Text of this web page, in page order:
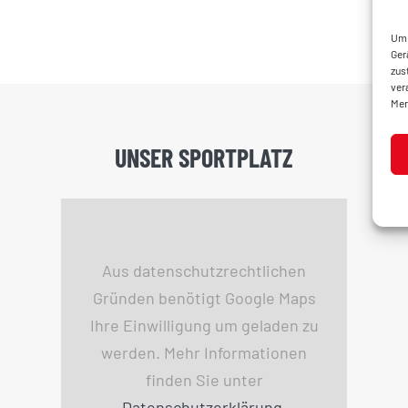
UNSER SPORTPLATZ
Aus datenschutzrechtlichen
Gründen benötigt Google Maps
Ihre Einwilligung um geladen zu
werden. Mehr Informationen
finden Sie unter